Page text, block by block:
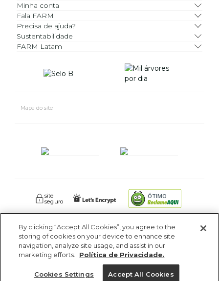
Ajuda?
Minha conta
Fala FARM
Precisa de ajuda?
Sustentabilidade
FARM Latam
FARM RIO CIDADE MARAVILHOSA INDUSTRIA E COMERCIO DE
ROUPAS SA. - Av Coronel Phidias Tavora 360, Blc 1 Armazém 1 -
Pavuna - Rio de Janeiro - RJ - CEP: 21535-510. CNPJ: 09.611.669/0005-18
Mapa do site
site
seguro
ÓTIMO
By clicking “Accept All Cookies”, you agree to the
storing of cookies on your device to enhance site
navigation, analyze site usage, and assist in our
marketing efforts.
Política de Privacidade.
Cookies Settings Accept All Cookies